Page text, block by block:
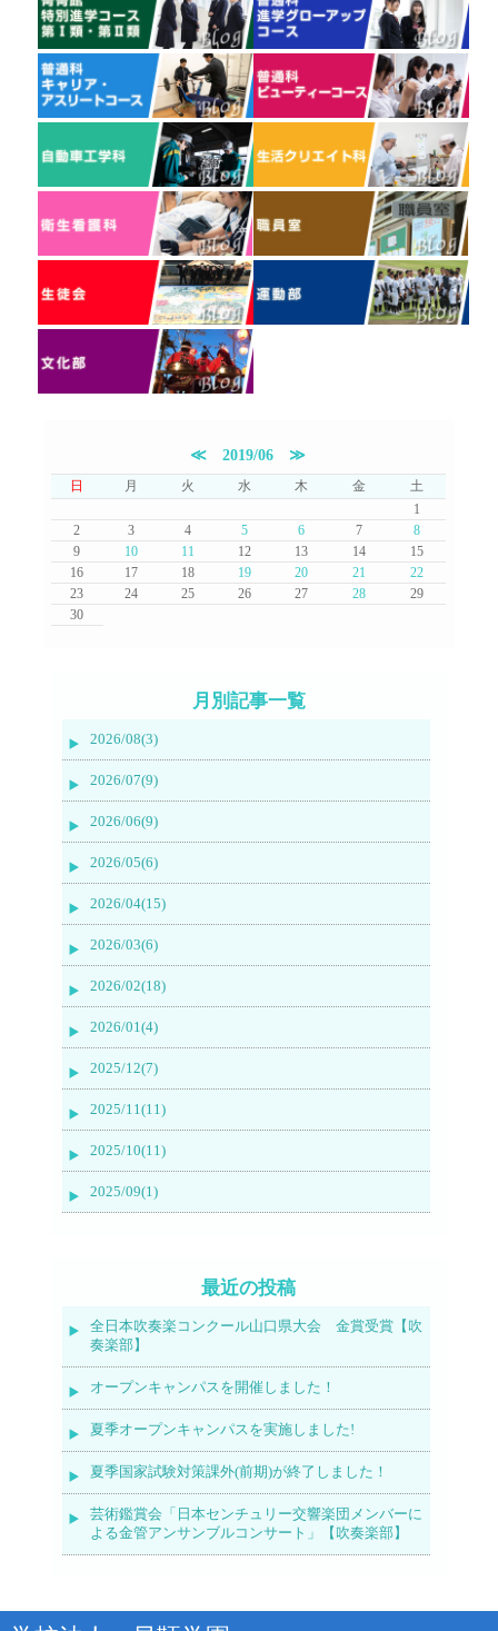
≪ 2019/06 ≫
日 月 火 水 木 金
土
1
2
3 4 5 6 7
8
9
10 11 12 13 14
15
16
17 18 19 20 21
22
23
24 25 26 27 28
29
30
月別記事一覧
2026/08(3)
2026/07(9)
2026/06(9)
2026/05(6)
2026/04(15)
2026/03(6)
2026/02(18)
2026/01(4)
2025/12(7)
2025/11(11)
2025/10(11)
2025/09(1)
最近の投稿
全日本吹奏楽コンクール山口県大会 金賞受賞【吹
奏楽部】
オープンキャンパスを開催しました！
夏季オープンキャンパスを実施しました!
夏季国家試験対策課外(前期)が終了しました！
芸術鑑賞会「日本センチュリー交響楽団メンバーに
よる金管アンサンブルコンサート」【吹奏楽部】